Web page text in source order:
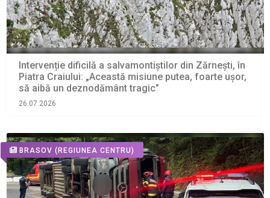
Intervenție dificilă a salvamontiștilor din Zărnești, în
Piatra Craiului: „Această misiune putea, foarte ușor,
să aibă un deznodământ tragic”
26.07.2026
BRASOV (REGIUNEA CENTRU)